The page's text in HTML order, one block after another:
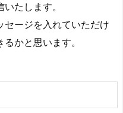
たします。
セージを入れていただけ
かと思います。